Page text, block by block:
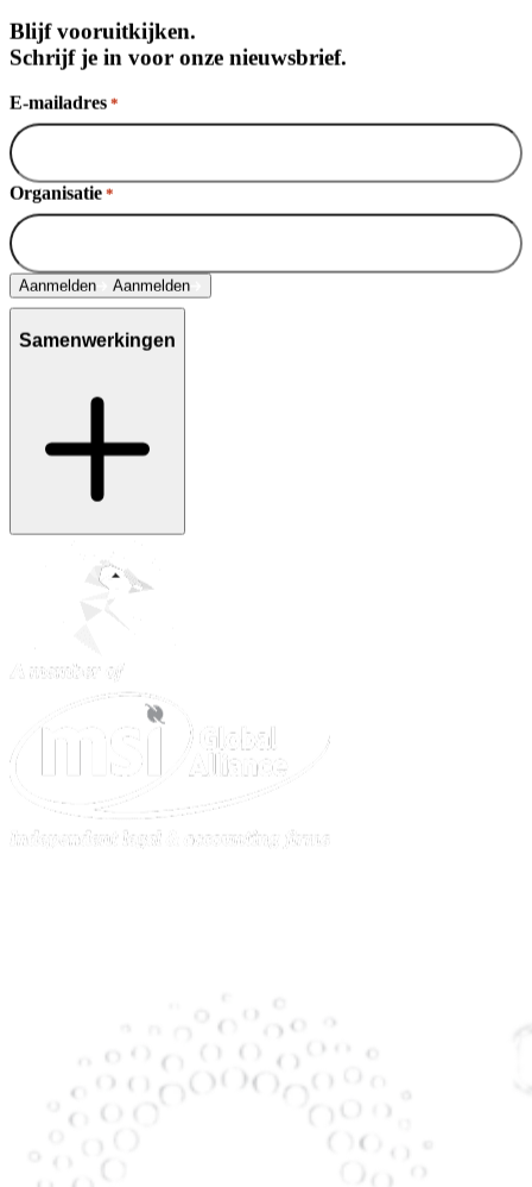
Blijf vooruitkijken.
Schrijf je in voor onze nieuwsbrief.
E-mailadres *
Organisatie *
Aanmelden Aanmelden
Samenwerkingen